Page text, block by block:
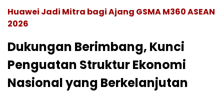
Huawei Jadi Mitra bagi Ajang GSMA M360 ASEAN
2026
Dukungan Berimbang, Kunci
Penguatan Struktur Ekonomi
Nasional yang Berkelanjutan